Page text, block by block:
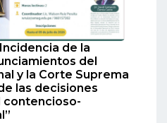
de la
del
y la Corte Suprema
las decisiones
contencioso-